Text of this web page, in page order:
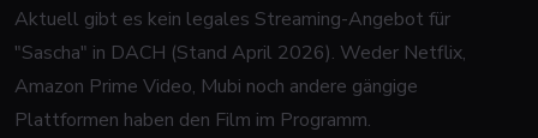
Aktuell gibt es kein legales Streaming-Angebot für
"Sascha" in DACH (Stand April 2026). Weder Netflix,
Amazon Prime Video, Mubi noch andere gängige
Plattformen haben den Film im Programm.